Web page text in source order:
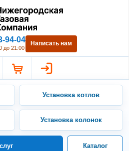
Нижегородская Газовая
94-04
до 21:00
Написать нам
Установка котлов
Установка колонок
Каталог